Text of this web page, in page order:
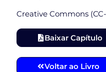
Creative Commons
Baixar Capítulo
Voltar ao Livro